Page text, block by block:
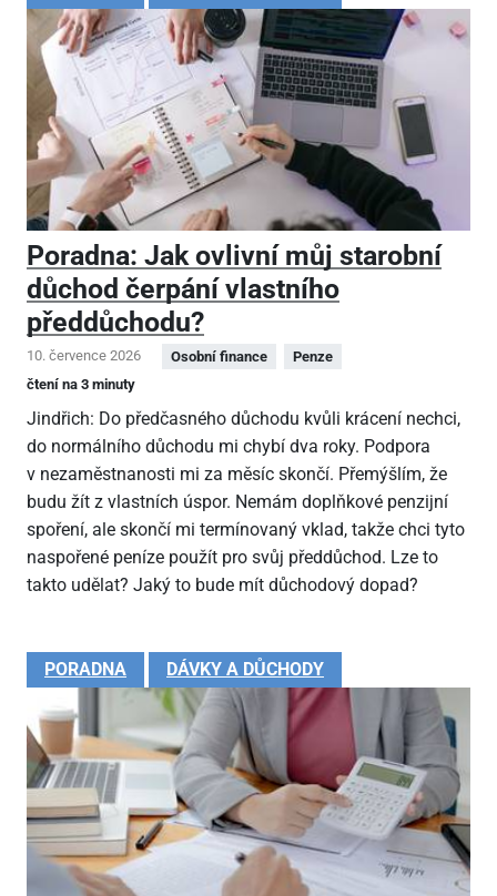
Poradna: Jak ovlivní můj starobní
důchod čerpání vlastního
předdůchodu?
10. července 2026 Osobní finance
Penze
čtení na 3 minuty
Jindřich: Do předčasného důchodu kvůli krácení nechci,
do normálního důchodu mi chybí dva roky. Podpora
v nezaměstnanosti mi za měsíc skončí. Přemýšlím, že
budu žít z vlastních úspor. Nemám doplňkové penzijní
spoření, ale skončí mi termínovaný vklad, takže chci tyto
naspořené peníze použít pro svůj předdůchod. Lze to
takto udělat? Jaký to bude mít důchodový dopad?
PORADNA DÁVKY A DŮCHODY